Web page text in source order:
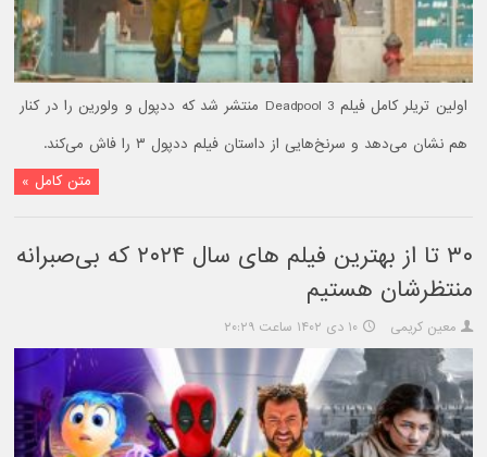
اولین تریلر کامل فیلم Deadpool 3 منتشر شد که ددپول و ولورین را در کنار
هم نشان می‌دهد و سرنخ‌هایی از داستان فیلم ددپول ۳ را فاش می‌کند.
متن کامل »
۳۰ تا از بهترین فیلم های سال ۲۰۲۴ که بی‌صبرانه
منتظرشان هستیم
معین کریمی ۱۰ دی ۱۴۰۲ ساعت ۲۰:۲۹